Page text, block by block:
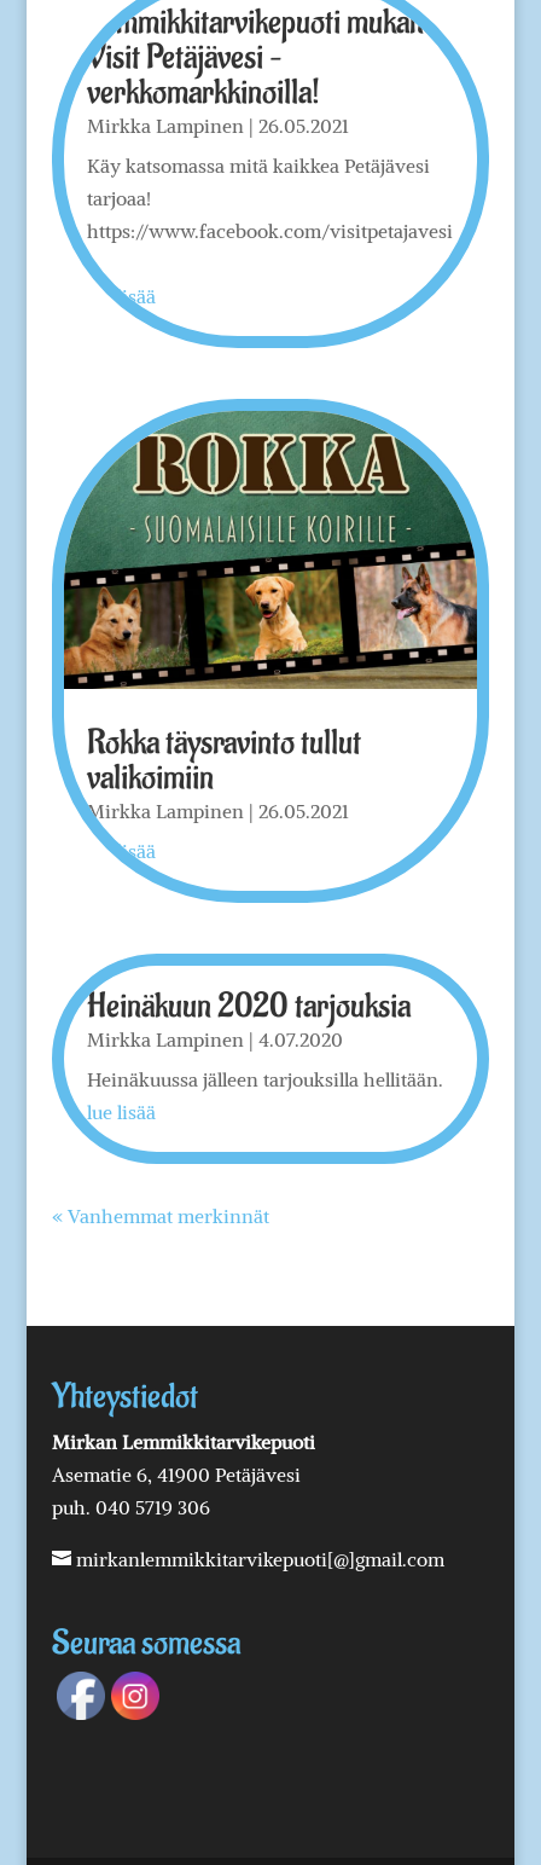
Lemmikkitarvikepuoti mukana
Visit Petäjävesi –
verkkomarkkinoilla!
Mirkka Lampinen| 26.05.2021
Käy katsomassa mitä kaikkea Petäjävesi
tarjoaa!
https://www.facebook.com/visitpetajavesi
lue lisää
Rokka täysravinto tullut
valikoimiin
Mirkka Lampinen| 26.05.2021
lue lisää
Heinäkuun 2020 tarjouksia
Mirkka Lampinen | 4.07.2020
Heinäkuussa jälleen tarjouksilla hellitään.
lue lisää
« Vanhemmat merkinnät
Yhteystiedot
Mirkan Lemmikkitarvikepuoti
Asematie 6, 41900 Petäjävesi
puh. 040 5719 306
mirkanlemmikkitarvikepuoti[@]gmail.com
Seuraa somessa